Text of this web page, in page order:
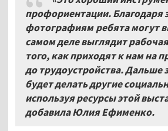
профориентации. Благодаря
фотографиям ребята могут
самом деле выглядит
того, как приходят к нам на
до трудоустройства. Дальше
будет делать другие
используя ресурсы этой
добавила Юлия Ефименко.